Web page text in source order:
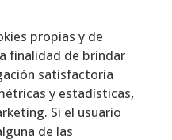
propias y de
finalidad de brindar
satisfactoria
y estadísticas,
Si el usuario
de las